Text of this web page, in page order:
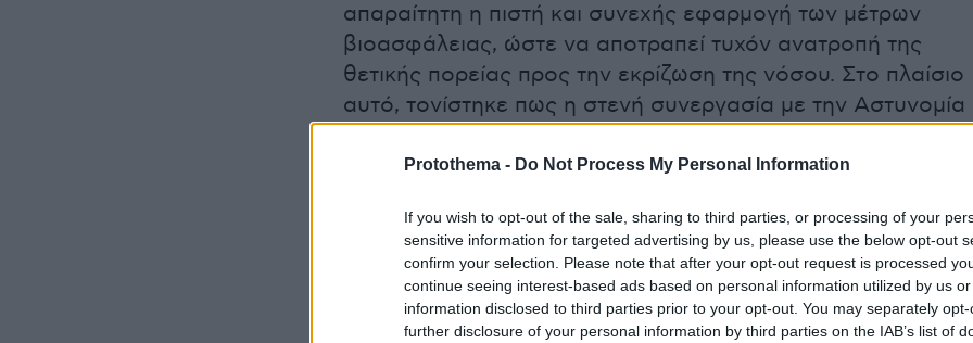
Protothema - Do Not Process My Personal Information
If you wish to opt-out of the sale, sharing to third parties, or processing of your
sensitive information for targeted advertising by us, please use the below opt-out
confirm your selection. Please note that after your opt-out request is processed
continue seeing interest-based ads based on personal information utilized by us
information disclosed to third parties prior to your opt-out. You may separately
further disclosure of your personal information by third parties on the IAB’s list of
απαραίτητη η πιστή και συνεχής εφαρμογή των μέτρων
βιοασφάλειας, ώστε να αποτραπεί τυχόν ανατροπή της
θετικής πορείας προς την εκρίζωση της νόσου. Στο πλαίσιο
αυτό, τονίστηκε πως η στενή συνεργασία με την Αστυνομία
αποτελεσματικότερη αντιμετώπιση παράνομων μεταφορών